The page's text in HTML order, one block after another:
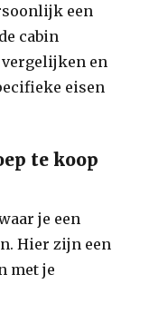
een
cabin
en
eisen
te koop
je een
Hier zijn een
met je